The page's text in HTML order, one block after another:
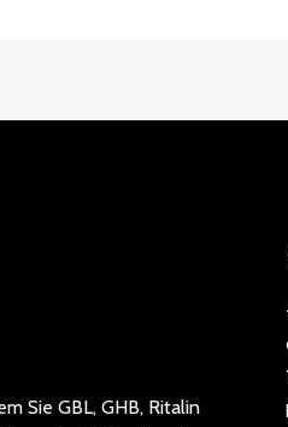
Sie GBL, GHB, Ritalin